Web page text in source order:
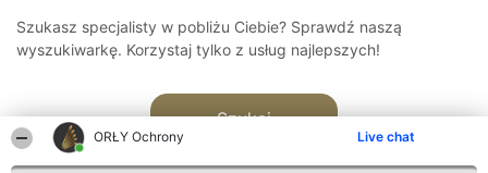
ORŁY Ochrony Live chat
Szukasz specjalisty w pobliżu Ciebie? Sprawdź naszą
wyszukiwarkę. Korzystaj tylko z usług najlepszych!
Szukaj